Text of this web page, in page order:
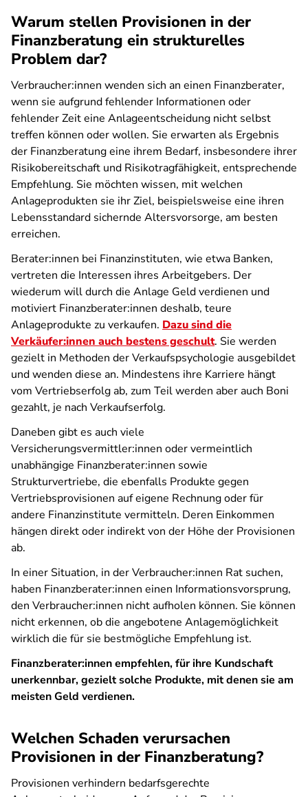
Warum stellen Provisionen in der
Finanzberatung ein strukturelles
Problem dar?
Verbraucher:innen wenden sich an einen Finanzberater,
wenn sie aufgrund fehlender Informationen oder
fehlender Zeit eine Anlageentscheidung nicht selbst
treffen können oder wollen. Sie erwarten als Ergebnis
der Finanzberatung eine ihrem Bedarf, insbesondere ihrer
Risikobereitschaft und Risikotragfähigkeit, entsprechende
Empfehlung. Sie möchten wissen, mit welchen
Anlageprodukten sie ihr Ziel, beispielsweise eine ihren
Lebensstandard sichernde Altersvorsorge, am besten
erreichen.
Berater:innen bei Finanzinstituten, wie etwa Banken,
vertreten die Interessen ihres Arbeitgebers. Der
wiederum will durch die Anlage Geld verdienen und
motiviert Finanzberater:innen deshalb, teure
Anlageprodukte zu verkaufen. Dazu sind die
Verkäufer:innen auch bestens geschult. Sie werden
gezielt in Methoden der Verkaufspsychologie ausgebildet
und wenden diese an. Mindestens ihre Karriere hängt
vom Vertriebserfolg ab, zum Teil werden aber auch Boni
gezahlt, je nach Verkaufserfolg.
Daneben gibt es auch viele
Versicherungsvermittler:innen oder vermeintlich
unabhängige Finanzberater:innen sowie
Strukturvertriebe, die ebenfalls Produkte gegen
Vertriebsprovisionen auf eigene Rechnung oder für
andere Finanzinstitute vermitteln. Deren Einkommen
hängen direkt oder indirekt von der Höhe der Provisionen
ab.
In einer Situation, in der Verbraucher:innen Rat suchen,
haben Finanzberater:innen einen Informationsvorsprung,
den Verbraucher:innen nicht aufholen können. Sie können
nicht erkennen, ob die angebotene Anlagemöglichkeit
wirklich die für sie bestmögliche Empfehlung ist.
Finanzberater:innen empfehlen, für ihre Kundschaft
unerkennbar, gezielt solche Produkte, mit denen sie am
meisten Geld verdienen.
Welchen Schaden verursachen
Provisionen in der Finanzberatung?
Provisionen verhindern bedarfsgerechte